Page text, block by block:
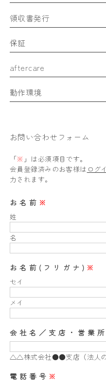
領収書発行
保証
aftercare
動作環境
お問い合わせフォーム
「※ 」は必須項目です。
会員登録済みのお客様は ログ
力されます。
お名前 ※
姓
名
お名前(フリガナ) ※
セイ
メイ
会社名／支店・営業
△△株式会社●●支店（法人の
電話番号 ※